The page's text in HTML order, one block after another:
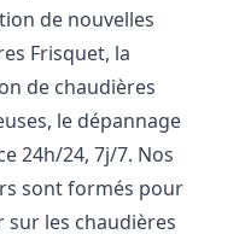
de nouvelles
Frisquet, la
de chaudières
le dépannage
24h/24, 7j/7. Nos
sont formés pour
sur les chaudières